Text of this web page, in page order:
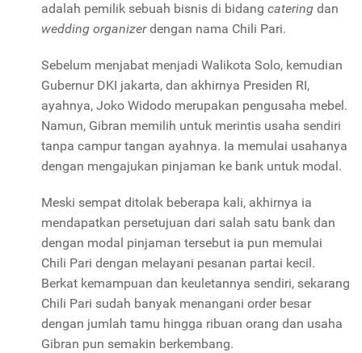
adalah pemilik sebuah bisnis di bidang catering dan
wedding organizerdengan nama Chili Pari.
Sebelum menjabat menjadi Walikota Solo, kemudian
Gubernur DKI jakarta, dan akhirnya Presiden RI,
ayahnya, Joko Widodo merupakan pengusaha mebel.
Namun, Gibran memilih untuk merintis usaha sendiri
tanpa campur tangan ayahnya. Ia memulai usahanya
dengan mengajukan pinjaman ke bank untuk modal.
Meski sempat ditolak beberapa kali, akhirnya ia
mendapatkan persetujuan dari salah satu bank dan
dengan modal pinjaman tersebut ia pun memulai
Chili Pari dengan melayani pesanan partai kecil.
Berkat kemampuan dan keuletannya sendiri, sekarang
Chili Pari sudah banyak menangani order besar
dengan jumlah tamu hingga ribuan orang dan usaha
Gibran pun semakin berkembang.